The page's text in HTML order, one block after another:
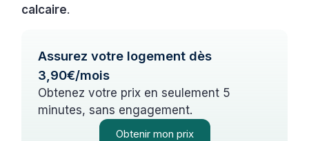
calcaire.
Assurez votre logement dès
3,90€/mois
Obtenez votre prix en seulement 5
minutes, sans engagement.
Obtenir mon prix